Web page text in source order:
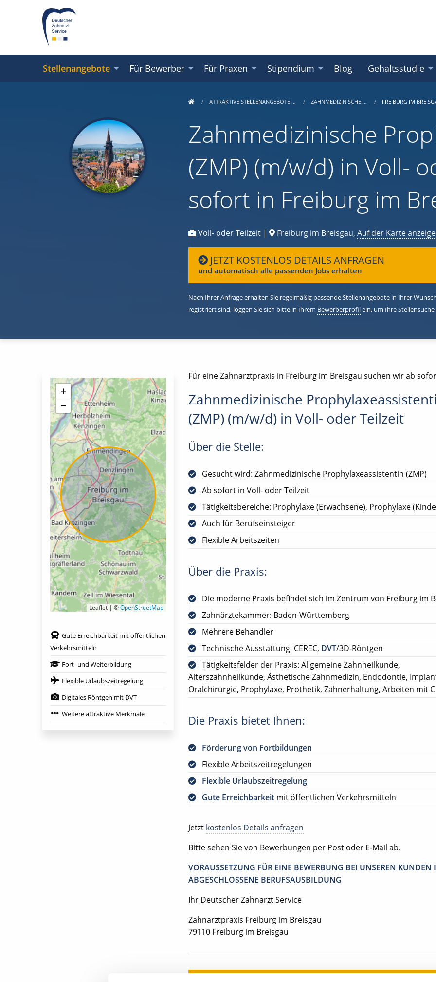
Stellenangebote Für Bewerber Für Praxen Stipendium Blog Gehaltsstudie
ATTRAKTIVE STELLENANGEBOTE … ZAHNMEDIZINISCHE … FREIBURG IM
Zahnmedizinische
(ZMP) (m/w/d) in Voll-
sofort in Freiburg im
Voll- oder Teilzeit | Freiburg im Breisgau, Auf der Karte
JETZT KOSTENLOS DETAILS ANFRAGEN
und automatisch alle passenden Jobs erhalten
Nach Ihrer Anfrage erhalten Sie regelmäßig passende Stellenangebote in Ihrer
registriert sind, loggen Sie sich bitte in Ihrem Bewerberprofilein, um Ihre
Für eine Zahnarztpraxis in Freiburg im Breisgau suchen wir ab
Zahnmedizinische
(ZMP) (m/w/d) in Voll- oder Teilzeit
Über die Stelle:
Gesucht wird: Zahnmedizinische Prophylaxeassistentin (ZMP)
Ab sofort in Voll- oder Teilzeit
Tätigkeitsbereiche: Prophylaxe (Erwachsene), Prophylaxe
Auch für Berufseinsteiger
Flexible Arbeitszeiten
Über die Praxis:
Die moderne Praxis befindet sich im Zentrum von Freiburg im
Zahnärztekammer: Baden-Württemberg
Mehrere Behandler
Technische Ausstattung: CEREC, DVT/3D-Röntgen
Tätigkeitsfelder der Praxis: Allgemeine Zahnheilkunde,
Alterszahnheilkunde, Ästhetische Zahnmedizin, Endodontie,
Oralchirurgie, Prophylaxe, Prothetik, Zahnerhaltung, Arbeiten mit
Die Praxis bietet Ihnen:
Förderung von Fortbildungen
Flexible Arbeitszeitregelungen
Flexible Urlaubszeitregelung
Gute Erreichbarkeit mit öffentlichen Verkehrsmitteln
Jetzt kostenlos Details anfragen
Bitte sehen Sie von Bewerbungen per Post oder E-Mail ab.
VORAUSSETZUNG FÜR EINE BEWERBUNG BEI UNSEREN KUNDEN
ABGESCHLOSSENE BERUFSAUSBILDUNG
Ihr Deutscher Zahnarzt Service
Zahnarztpraxis Freiburg im Breisgau
79110 Freiburg im Breisgau
+
−
Leaflet | ©OpenStreetMap
Gute Erreichbarkeit mit öffentlichen
Verkehrsmitteln
Fort- und Weiterbildung
Flexible Urlaubszeitregelung
Digitales Röntgen mit DVT
Weitere attraktive Merkmale